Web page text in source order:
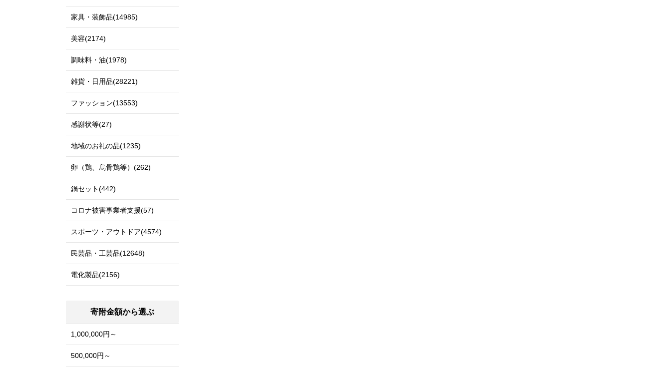
家具・装飾品(14985)
美容(2174)
調味料・油(1978)
雑貨・日用品(28221)
ファッション(13553)
感謝状等(27)
地域のお礼の品(1235)
卵（鶏、烏骨鶏等）(262)
鍋セット(442)
コロナ被害事業者支援(57)
スポーツ・アウトドア(4574)
民芸品・工芸品(12648)
電化製品(2156)
寄附金額から選ぶ
1,000,000円～
500,000円～